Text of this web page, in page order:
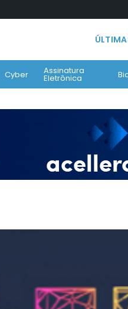
Cyber Assinatura
Eletrônica